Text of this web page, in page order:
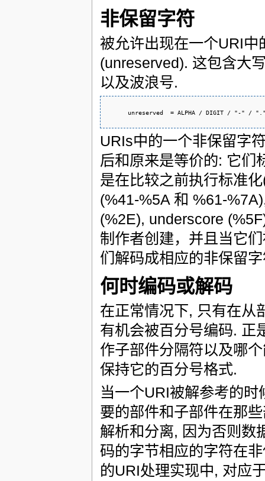
非保留字符
被允许出现在一个URI
(unreserved). 这包含大
以及波浪号.
unreserved  = ALPHA / DIGIT / "-" /
URIs中的一个非保留字
后和原来是等价的: 它们
是在比较之前执行标准
(%41-%5A 和 %61-
(%2E), underscore
制作者创建，并且当它
们解码成相应的非保留
何时编码或解码
在正常情况下, 只有在从
有机会被百分号编码. 正
作子部件分隔符以及哪
保持它的百分号格式.
当一个URI被解参考的
要的部件和子部件在那
解析和分离, 因为否则数
码的字节相应的字符在
的URI处理实现中, 对应